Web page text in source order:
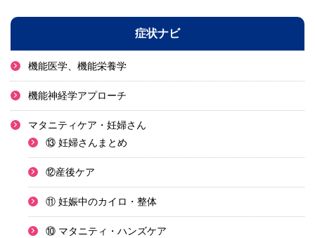
症状ナビ
機能医学、機能栄養学
機能神経学アプローチ
マタニティケア・妊婦さん
⑬ 妊婦さんまとめ
⑫産後ケア
⑪ 妊娠中のカイロ・整体
⑩ マタニティ・ハンズケア